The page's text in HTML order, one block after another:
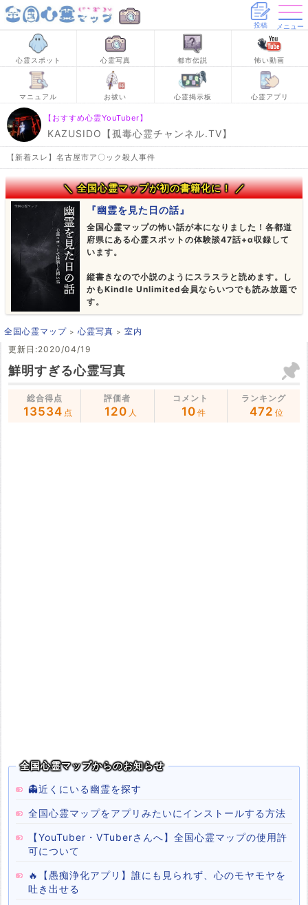
投稿 メニュー
心霊スポット 心霊写真 都市伝説 怖い動画
マニュアル お祓い 心霊掲示板 心霊アプリ
【おすすめ心霊YouTuber】
KAZUSIDO【孤毒心霊チャンネル.TV】
【新着スレ】名古屋市ア〇ック殺人事件
＼ 全国心霊マップが初の書籍化に！ ／
『幽霊を見た日の話』
全国心霊マップの怖い話が本になりました！各都道
府県にある心霊スポットの体験談47話+α収録して
います。
縦書きなので小説のようにスラスラと読めます。し
かもKindle Unlimited会員ならいつでも読み放題で
す。
全国心霊マップ 心霊写真
室内
更新日:2020/04/19
鮮明すぎる心霊写真
総合得点
13534 点
評価者
120 人
コメント
10 件
ランキング
472 位
全国心霊マップからのお知らせ
👻近くにいる幽霊を探す
全国心霊マップをアプリみたいにインストールする方法
【YouTuber・VTuberさんへ】全国心霊マップの使用許
可について
🔥【愚痴浄化アプリ】誰にも見られず、心のモヤモヤを
吐き出せる